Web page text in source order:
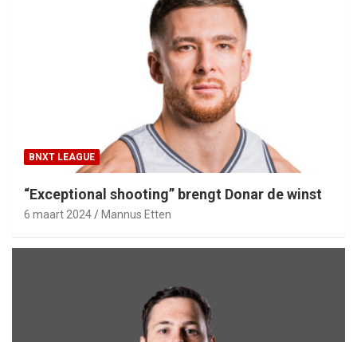
BNXT LEAGUE
“Exceptional shooting” brengt Donar de winst
6 maart 2024 Mannus Etten